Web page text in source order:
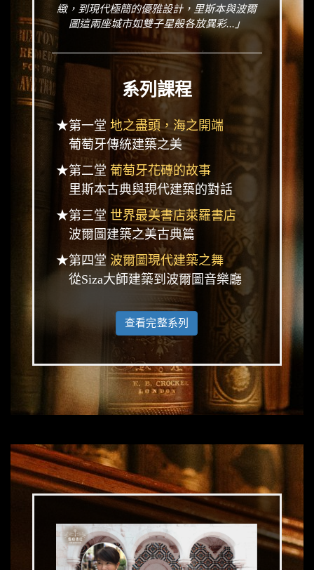
緻，到現代極簡的優雅設計，里斯本與波爾
圖這兩座城市如雙子星般各放異彩...」
系列課程
★第一堂 地之盡頭，海之開端
葡萄牙傳統建築之美
★第二堂 葡萄牙花磚的故事
里斯本古典與現代建築的對話
★第三堂 世界最美書店萊羅書店
波爾圖建築之美古典篇
★第四堂 波爾圖現代建築之舞
從Siza大師建築到波爾圖音樂廳
查看完整系列